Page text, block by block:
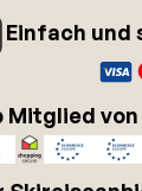
Einfach und
Mitglied von